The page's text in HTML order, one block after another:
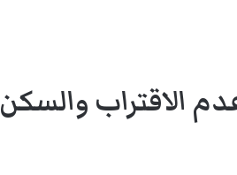
الاقتراب والسكن